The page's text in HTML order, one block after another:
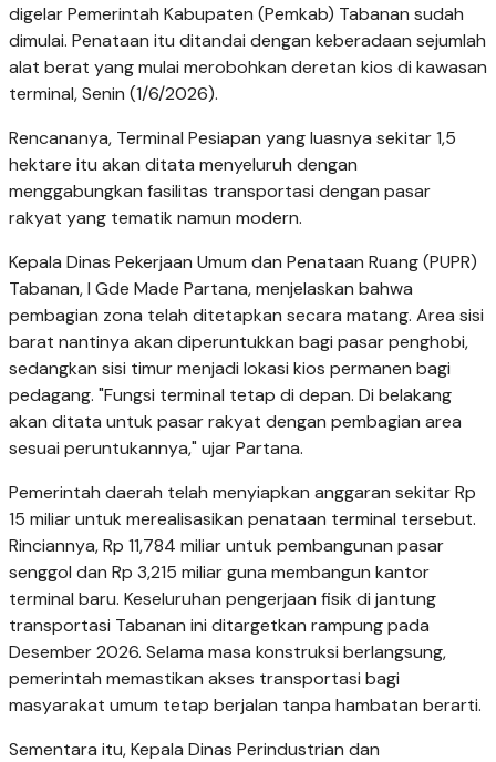
digelar Pemerintah Kabupaten (Pemkab) Tabanan sudah
dimulai. Penataan itu ditandai dengan keberadaan sejumlah
alat berat yang mulai merobohkan deretan kios di kawasan
terminal, Senin (1/6/2026).
Rencananya, Terminal Pesiapan yang luasnya sekitar 1,5
hektare itu akan ditata menyeluruh dengan
menggabungkan fasilitas transportasi dengan pasar
rakyat yang tematik namun modern.
Kepala Dinas Pekerjaan Umum dan Penataan Ruang (PUPR)
Tabanan, I Gde Made Partana, menjelaskan bahwa
pembagian zona telah ditetapkan secara matang. Area sisi
barat nantinya akan diperuntukkan bagi pasar penghobi,
sedangkan sisi timur menjadi lokasi kios permanen bagi
pedagang. "Fungsi terminal tetap di depan. Di belakang
akan ditata untuk pasar rakyat dengan pembagian area
sesuai peruntukannya," ujar Partana.
Pemerintah daerah telah menyiapkan anggaran sekitar Rp
15 miliar untuk merealisasikan penataan terminal tersebut.
Rinciannya, Rp 11,784 miliar untuk pembangunan pasar
senggol dan Rp 3,215 miliar guna membangun kantor
terminal baru. Keseluruhan pengerjaan fisik di jantung
transportasi Tabanan ini ditargetkan rampung pada
Desember 2026. Selama masa konstruksi berlangsung,
pemerintah memastikan akses transportasi bagi
masyarakat umum tetap berjalan tanpa hambatan berarti.
Sementara itu, Kepala Dinas Perindustrian dan